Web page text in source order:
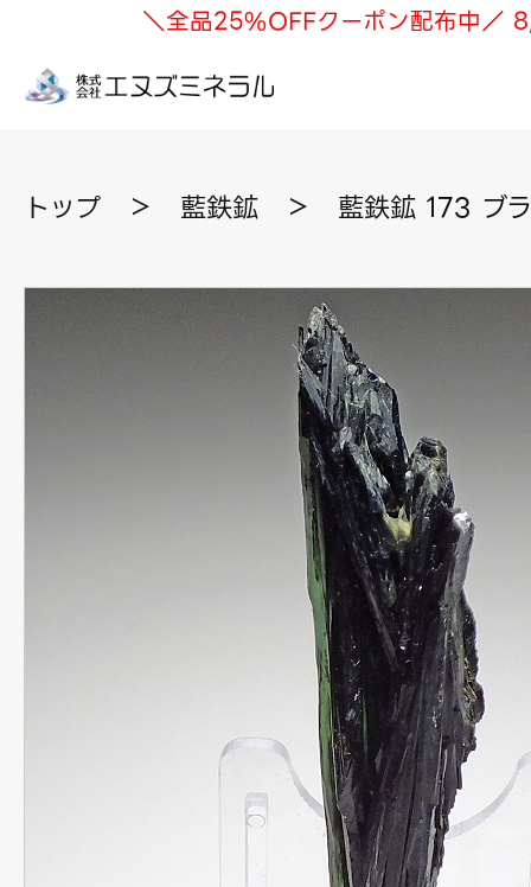
＼全品25%OFFクーポン配布中／
トップ ＞ 藍鉄鉱 ＞ 藍鉄鉱 173 ブ